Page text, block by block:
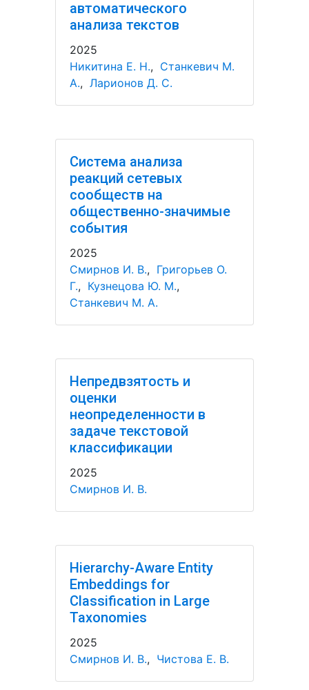
автоматического
анализа текстов
2025
Никитина Е. Н., Станкевич М.
А., Ларионов Д. С.
Система анализа
реакций сетевых
сообществ на
общественно-значимые
события
2025
Смирнов И. В., Григорьев О.
Г., Кузнецова Ю. М.,
Станкевич М. А.
Непредвзятость и
оценки
неопределенности в
задаче текстовой
классификации
2025
Смирнов И. В.
Hierarchy-Aware Entity
Embeddings for
Classification in Large
Taxonomies
2025
Смирнов И. В., Чистова Е. В.